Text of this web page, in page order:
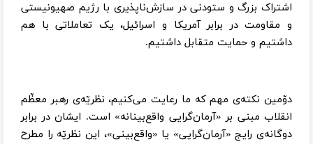
اشتراک بزرگ و ستودنی در سازش‌ناپذیری با رژیم صهیونیستی
و مقاومت در برابر آمریکا و اسرائیل، یک تعاملاتی با هم
داشتیم و حمایت متقابل داشتیم.
دوّمین نکته‌ی مهم که ما رعایت می‌کنیم، نظریّه‌ی رهبر معظّم
انقلاب مبنی بر «آرمان‌گرایی واقع‌بینانه» است. ایشان در برابر
دوگانه‌ی رایج «آرمان‌گرایی» یا «واقع‌بینی»، این نظریّه را مطرح